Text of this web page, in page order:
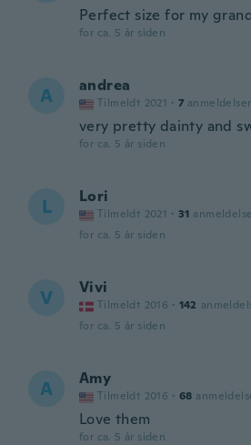
Perfect size for my
for ca. 5 år siden
A andrea
Tilmeldt 2021 · 7 anmeldelser
very pretty dainty and
for ca. 5 år siden
L Lori
Tilmeldt 2021 · 31
for ca. 5 år siden
V Vivi
Tilmeldt 2016 · 142
for ca. 5 år siden
A Amy
Tilmeldt 2016 · 68
Love them
for ca. 5 år siden